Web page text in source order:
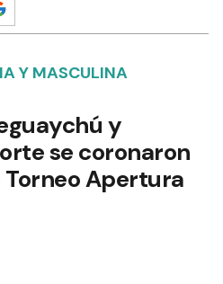
Y MASCULINA
y
se coronaron
Apertura